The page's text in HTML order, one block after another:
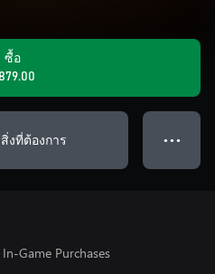
ซื้อ
งที่ต้องการ ● ● ●
Game Purchases